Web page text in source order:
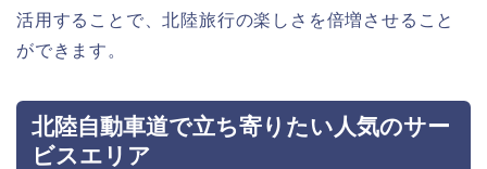
活用することで、北陸旅行の楽しさを倍増させること
ができます。
北陸自動車道で立ち寄りたい人気のサー
ビスエリア